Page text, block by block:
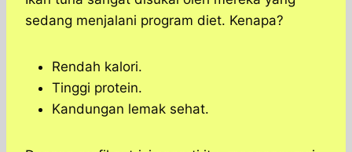
sedang menjalani program diet. Kenapa?
Rendah kalori.
Tinggi protein.
Kandungan lemak sehat.